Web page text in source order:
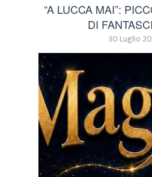
“A LUCCA MAI”:
DI
30 Luglio